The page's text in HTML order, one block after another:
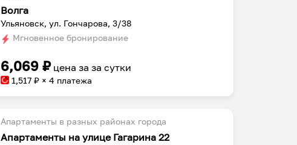
Волга
Ульяновск, ул. Гончарова, 3/38
Мгновенное бронирование
6,069 ₽ цена заза сутки
1,517 ₽ × 4 платежа
Апартаменты в разных районах города
Апартаменты на улице Гагарина 22